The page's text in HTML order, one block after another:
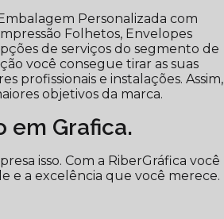
Personalizada com
Folhetos, Envelopes
de serviços do segmento de
você consegue tirar as suas
profissionais e instalações. Assim,
objetivos da marca.
em Grafica.
isso. Com a RiberGráfica você
e a excelência que você merece.